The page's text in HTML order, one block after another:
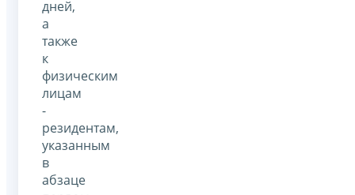
дней,
а
также
к
физическим
лицам
-
резидентам,
указанным
в
абзаце